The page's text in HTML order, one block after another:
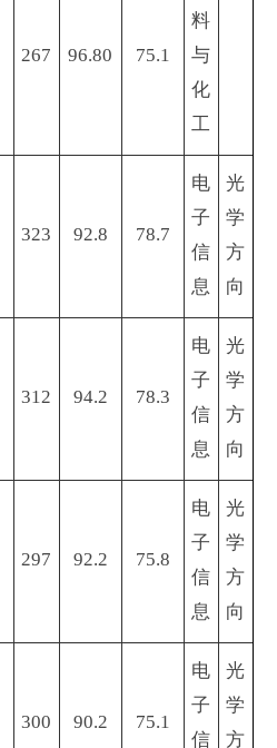
267 96.80 75.1
料
与
化
工
323 92.8 78.7
电
子
信
息
光
学
方
向
312 94.2 78.3
电
子
信
息
光
学
方
向
297 92.2 75.8
电
子
信
息
光
学
方
向
300 90.2 75.1
电
子
信
光
学
方